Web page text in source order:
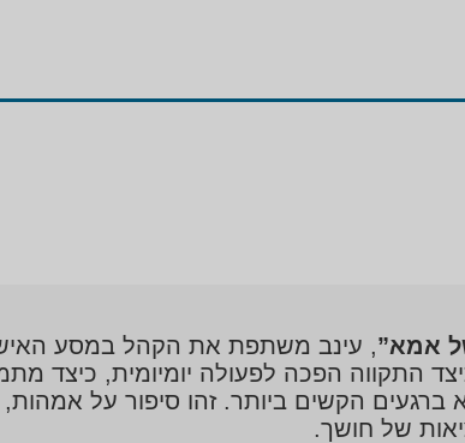
אמא”, עינב משתפת את הקהל במסע
התקווה הפכה לפעולה יומיומית, כיצד
ברגעים הקשים ביותר. זהו סיפור על
של חושך.